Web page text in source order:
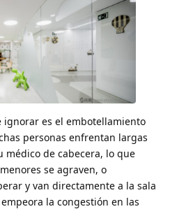
es el embotellamiento
personas enfrentan largas
médico de cabecera, lo que
se agraven, o
y van directamente a la sala
la congestión en las